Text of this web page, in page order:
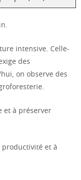
intensive. Celle-
des
on observe des
et à préserver
productivité et à